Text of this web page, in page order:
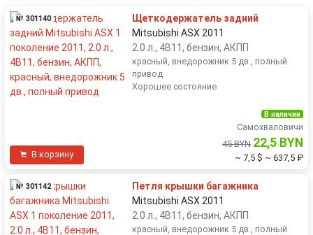
№ 301140
Щеткодержатель задний
Mitsubishi ASX 2011
2.0 л., 4B11, бензин, АКПП
красный, внедорожник 5 дв., полный
привод
Хорошее состояние
В корзину
В наличии
Самохваловичи
45 BYN 22,5 BYN
~ 7,5 $ ~ 637,5 ₽
№ 301142
Петля крышки багажника
Mitsubishi ASX 2011
2.0 л., 4B11, бензин, АКПП
красный, внедорожник 5 дв., полный